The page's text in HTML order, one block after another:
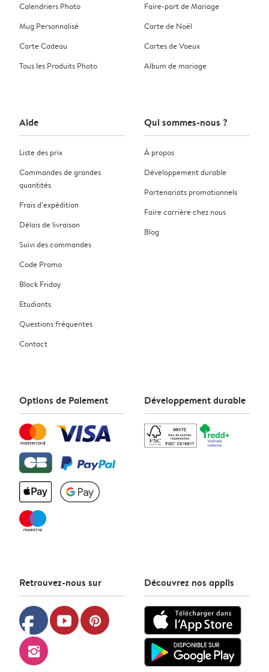
Calendriers Photo
Mug Personnalisé
Carte Cadeau
Tous les Produits Photo
Faire-part de Mariage
Carte de Noël
Cartes de Voeux
Album de mariage
Aide
Liste des prix
Commandes de grandes
quantités
Frais d’expédition
Délais de livraison
Suivi des commandes
Code Promo
Black Friday
Etudiants
Questions fréquentes
Contact
Qui sommes-nous ?
À propos
Développement durable
Partenariats promotionnels
Faire carrière chez nous
Blog
Options de Paiement Développement durable
Retrouvez-nous sur
facebook youtube pinterest
instagram
Découvrez nos applis